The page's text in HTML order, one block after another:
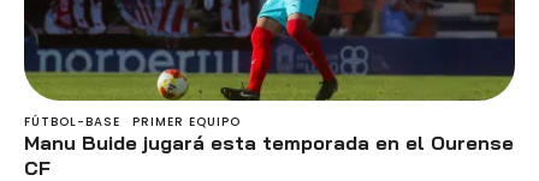
FÚTBOL-BASE PRIMER EQUIPO
Manu Buide jugará esta temporada en el Ourense
CF